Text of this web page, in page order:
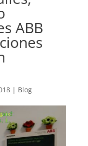
ABB
| Blog